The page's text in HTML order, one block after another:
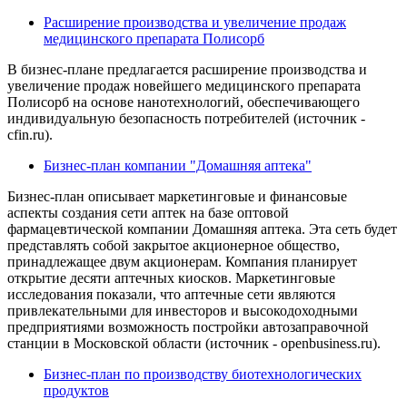
Расширение производства и увеличение продаж
медицинского препарата Полисорб
В бизнес-плане предлагается расширение производства и
увеличение продаж новейшего медицинского препарата
Полисорб на основе нанотехнологий, обеспечивающего
индивидуальную безопасность потребителей (источник -
cfin.ru).
Бизнес-план компании "Домашняя аптека"
Бизнес-план описывает маркетинговые и финансовые
аспекты создания сети аптек на базе оптовой
фармацевтической компании Домашняя аптека. Эта сеть будет
представлять собой закрытое акционерное общество,
принадлежащее двум акционерам. Компания планирует
открытие десяти аптечных киосков. Маркетинговые
исследования показали, что аптечные сети являются
привлекательными для инвесторов и высокодоходными
предприятиями возможность постройки автозаправочной
станции в Московской области (источник - openbusiness.ru).
Бизнес-план по производству биотехнологических
продуктов